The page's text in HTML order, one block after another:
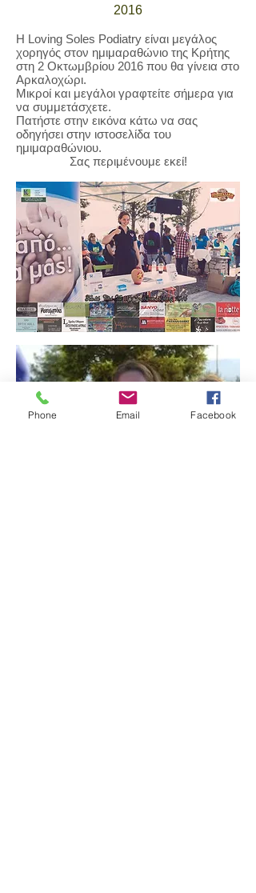
2016
Η Loving Soles Podiatry είναι μεγάλος
χορηγός στον ημιμαραθώνιο της Κρήτης
στη 2 Οκτωμβρίου 2016 που θα γίνεια στο
Αρκαλοχώρι.
Μικροί και μεγάλοι γραφτείτε σήμερα για
να συμμετάσχετε.
Πατήστε στην εικόνα κάτω να σας
οδηγήσει στην ιστοσελίδα του
ημιμαραθώνιου.
Σας περιμένουμε εκεί!
Phone Email Facebook